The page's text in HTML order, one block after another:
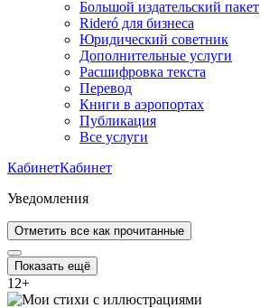
Большой издательский пакет
Rideró для бизнеса
Юридический советник
Дополнительные услуги
Расшифровка текста
Перевод
Книги в аэропортах
Публикация
Все услуги
КабинетКабинет
Уведомления
Отметить все как прочитанные
Показать ещё
12+